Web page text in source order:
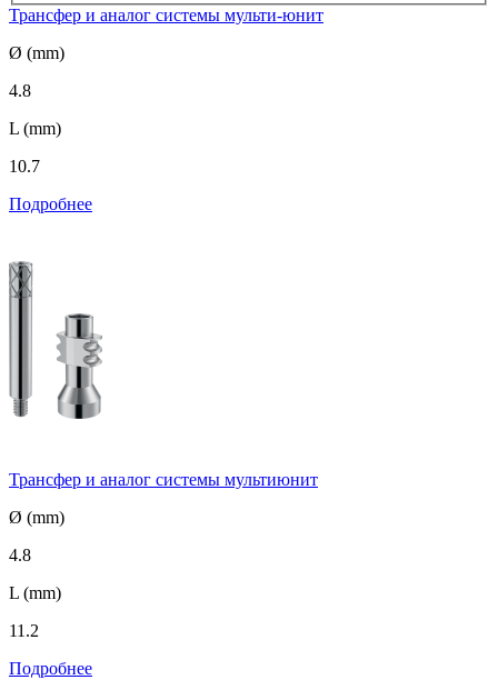
Трансфер и аналог системы мульти-юнит
Ø (mm)
4.8
L (mm)
10.7
Подробнее
Трансфер и аналог системы мультиюнит
Ø (mm)
4.8
L (mm)
11.2
Подробнее